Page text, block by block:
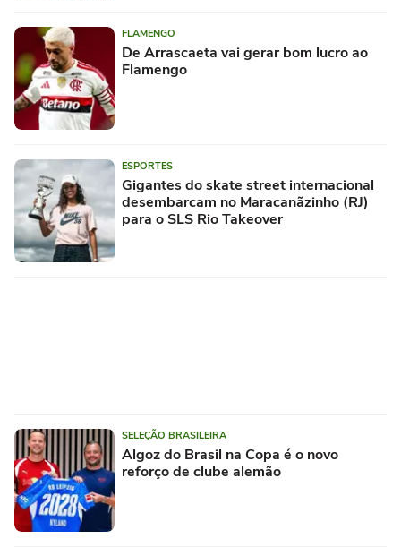
FLAMENGO
De Arrascaeta vai gerar bom lucro ao
Flamengo
ESPORTES
Gigantes do skate street internacional
desembarcam no Maracanãzinho (RJ)
para o SLS Rio Takeover
SELEÇÃO BRASILEIRA
Algoz do Brasil na Copa é o novo
reforço de clube alemão